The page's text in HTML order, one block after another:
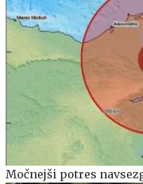
Močnejši potres